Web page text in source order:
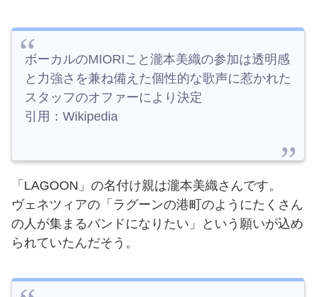
ボーカルのMIORIこと瀧本美織の参加は透明感
と力強さを兼ね備えた個性的な歌声に惹かれた
スタッフのオファーにより決定
引用：Wikipedia
「LAGOON」の名付け親は瀧本美織さんです。
ヴェネツィアの 「ラグーンの港町のようにたくさん
の人が集まるバンドになりたい」という願いが込め
られていたんだそう。